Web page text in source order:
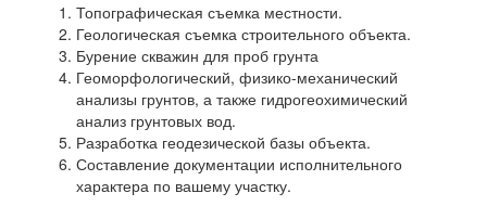
Топографическая съемка местности.
Геологическая съемка строительного объекта.
Бурение скважин для проб грунта
Геоморфологический, физико-механический
анализы грунтов, а также гидрогеохимический
анализ грунтовых вод.
Разработка геодезической базы объекта.
Составление документации исполнительного
характера по вашему участку.